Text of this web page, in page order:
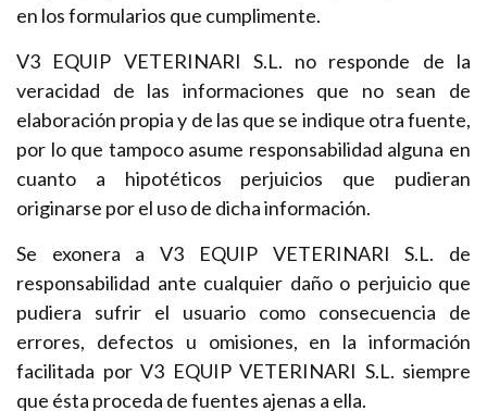
en los formularios que cumplimente.
V3 EQUIP VETERINARI S.L. no responde de la
veracidad de las informaciones que no sean de
elaboración propia y de las que se indique otra fuente,
por lo que tampoco asume responsabilidad alguna en
cuanto a hipotéticos perjuicios que pudieran
originarse por el uso de dicha información.
Se exonera a V3 EQUIP VETERINARI S.L. de
responsabilidad ante cualquier daño o perjuicio que
pudiera sufrir el usuario como consecuencia de
errores, defectos u omisiones, en la información
facilitada por V3 EQUIP VETERINARI S.L. siempre
que ésta proceda de fuentes ajenas a ella.